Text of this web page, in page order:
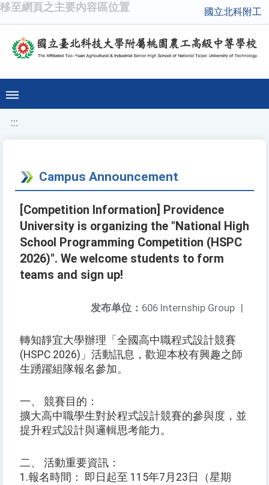
移至網頁之主要內容區位置 國立北科附工
:::
Campus Announcement
[Competition Information] Providence
University is organizing the "National High
School Programming Competition (HSPC
2026)". We welcome students to form
teams and sign up!
发布单位： 606 Internship Group |
轉知靜宜大學辦理「全國高中職程式設計競賽
(HSPC 2026)」活動訊息，歡迎本校有興趣之師
生踴躍組隊報名參加。
一、 競賽目的：
擴大高中職學生對於程式設計競賽的參與度，並
提升程式設計與邏輯思考能力。
二、 活動重要資訊：
1.報名時間： 即日起至 115年7月23日（星期